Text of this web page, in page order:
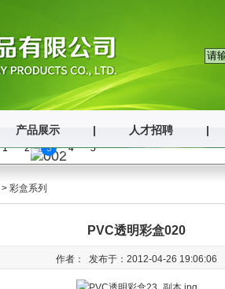
产品展示 | 人才招聘 |
1 2 3 4 5
> 彩盒系列
PVC透明彩盒020
作者： 发布于：2012-04-26 19:06:06